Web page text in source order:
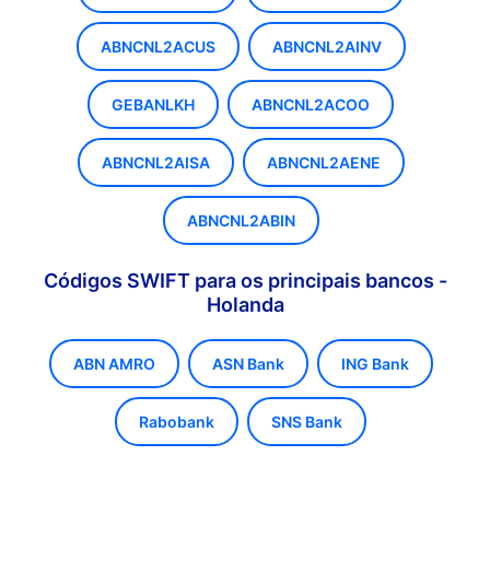
ABNCNL2ACUS ABNCNL2AINV
GEBANLKH ABNCNL2ACOO
ABNCNL2AISA ABNCNL2AENE
ABNCNL2ABIN
Códigos SWIFT para os principais bancos -
Holanda
ABN AMRO ASN Bank ING Bank
Rabobank SNS Bank